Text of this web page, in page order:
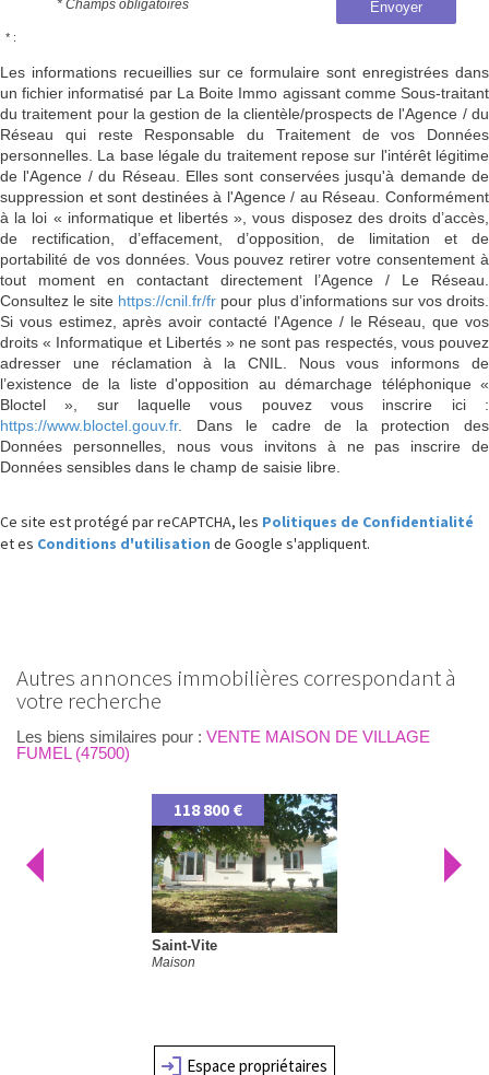
Envoyer
* Champs obligatoires
* :
Les informations recueillies sur ce formulaire sont enregistrées dans
un fichier informatisé par La Boite Immo agissant comme Sous-traitant
du traitement pour la gestion de la clientèle/prospects de l'Agence / du
Réseau qui reste Responsable du Traitement de vos Données
personnelles. La base légale du traitement repose sur l'intérêt légitime
de l'Agence / du Réseau. Elles sont conservées jusqu'à demande de
suppression et sont destinées à l'Agence / au Réseau. Conformément
à la loi « informatique et libertés », vous disposez des droits d’accès,
de rectification, d’effacement, d’opposition, de limitation et de
portabilité de vos données. Vous pouvez retirer votre consentement à
tout moment en contactant directement l’Agence / Le Réseau.
Consultez le site https://cnil.fr/fr pour plus d’informations sur vos droits.
Si vous estimez, après avoir contacté l'Agence / le Réseau, que vos
droits « Informatique et Libertés » ne sont pas respectés, vous pouvez
adresser une réclamation à la CNIL. Nous vous informons de
l’existence de la liste d'opposition au démarchage téléphonique «
Bloctel », sur laquelle vous pouvez vous inscrire ici :
https://www.bloctel.gouv.fr. Dans le cadre de la protection des
Données personnelles, nous vous invitons à ne pas inscrire de
Données sensibles dans le champ de saisie libre.
Ce site est protégé par reCAPTCHA, les Politiques de Confidentialité
et es Conditions d'utilisation de Google s'appliquent.
autres annonces immobilières correspondant à
votre recherche
Les biens similaires pour : VENTE MAISON DE VILLAGE
FUMEL (47500)
Espace propriétaires